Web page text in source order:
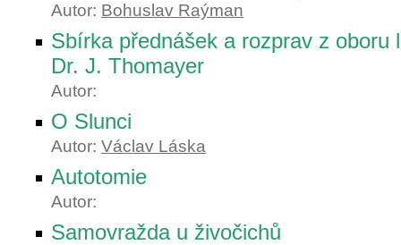
Autor: Bohuslav Raýman
Sbírka přednášek a rozprav z oboru
Dr. J. Thomayer
Autor:
O Slunci
Autor: Václav Láska
Autotomie
Autor:
Samovražda u živočichů